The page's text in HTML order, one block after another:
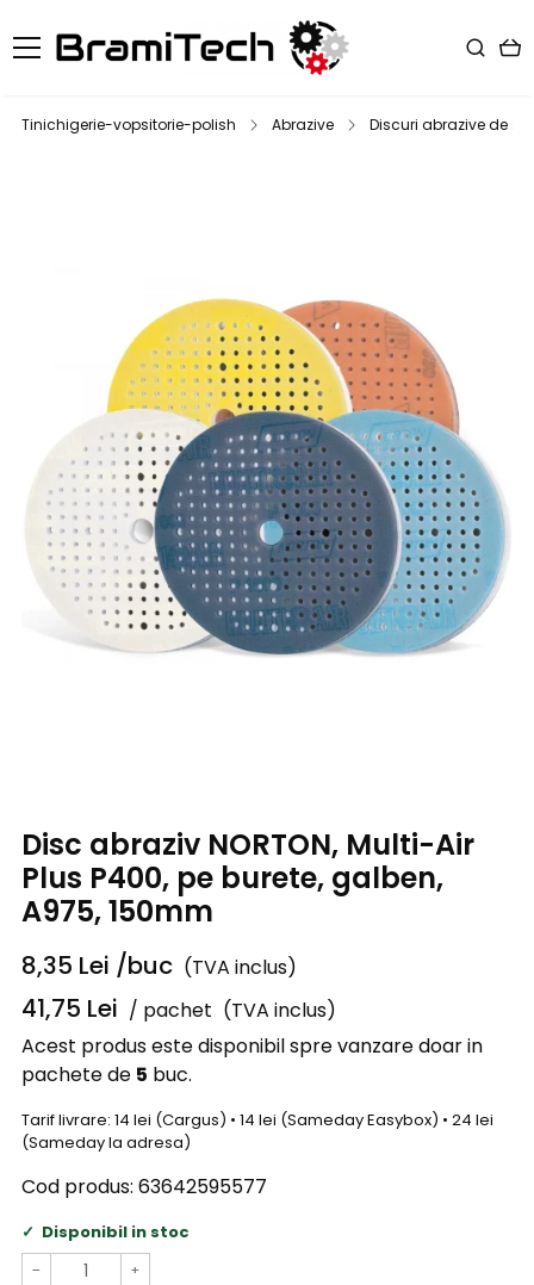
Tinichigerie-vopsitorie-polish Abrazive Discuri abrazive de
Disc abraziv NORTON, Multi-Air
Plus P400, pe burete, galben,
A975, 150mm
8,35 Lei /buc (TVA inclus)
41,75 Lei / pachet (TVA inclus)
Acest produs este disponibil spre vanzare doar in
pachete de 5 buc.
Tarif livrare: 14 lei (Cargus) • 14 lei (Sameday Easybox) • 24 lei
(Sameday la adresa)
Cod produs: 63642595577
Disponibil in stoc
− +